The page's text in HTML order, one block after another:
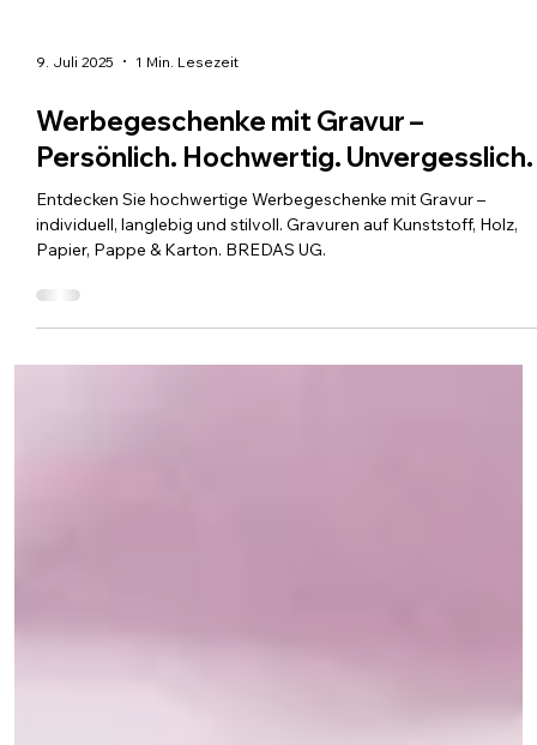
9. Juli 2025 1 Min. Lesezeit
Werbegeschenke mit Gravur –
Persönlich. Hochwertig. Unvergesslich.
Entdecken Sie hochwertige Werbegeschenke mit Gravur –
individuell, langlebig und stilvoll. Gravuren auf Kunststoff, Holz,